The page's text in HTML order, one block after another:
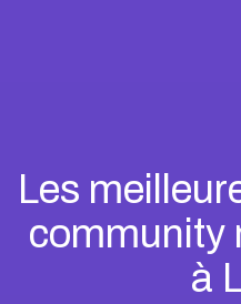
Les
community
à